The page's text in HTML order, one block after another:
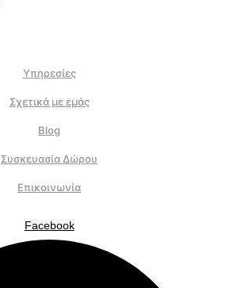
Υπηρεσίες
Σχετικά με εμάς
Blog
Συσκευασία Δώρου
Επικοινωνία
Facebook